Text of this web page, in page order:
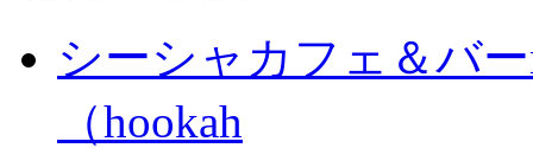
シーシャカフェ＆バ
（hookah